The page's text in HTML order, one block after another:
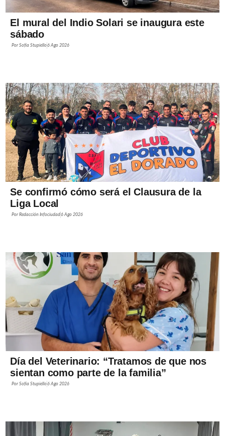
El mural del Indio Solari se inaugura este
sábado
PorSofía Stupiello6 Ago 2026
Se confirmó cómo será el Clausura de la
Liga Local
PorRedacción Infociudad6 Ago 2026
Día del Veterinario: “Tratamos de que nos
sientan como parte de la familia”
PorSofía Stupiello6 Ago 2026